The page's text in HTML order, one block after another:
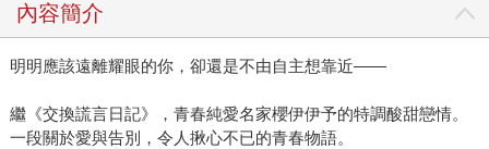
內容簡介
明明應該遠離耀眼的你，卻還是不由自主想靠近——
繼《交換謊言日記》，青春純愛名家櫻伊伊予的特調酸甜戀情。
一段關於愛與告別，令人揪心不已的青春物語。